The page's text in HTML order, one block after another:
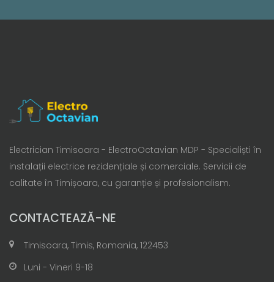
Electrician Timisoara - ElectroOctavian MDP - Specialiști în
instalații electrice rezidențiale și comerciale. Servicii de
calitate în Timișoara, cu garanție și profesionalism.
CONTACTEAZĂ-NE
Timisoara, Timis, Romania, 122453
Luni - Vineri 9-18